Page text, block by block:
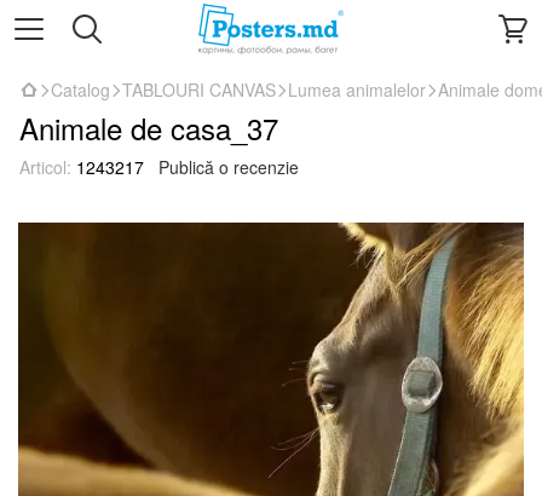
Catalog TABLOURI CANVAS Lumea animalelor Animale
Animale de casa_37
Articol: 1243217 Publică o recenzie